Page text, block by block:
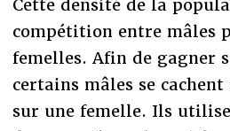
Cette densité de la
compétition entre mâles
femelles. Afin de gagner
certains mâles se
sur une femelle. Ils